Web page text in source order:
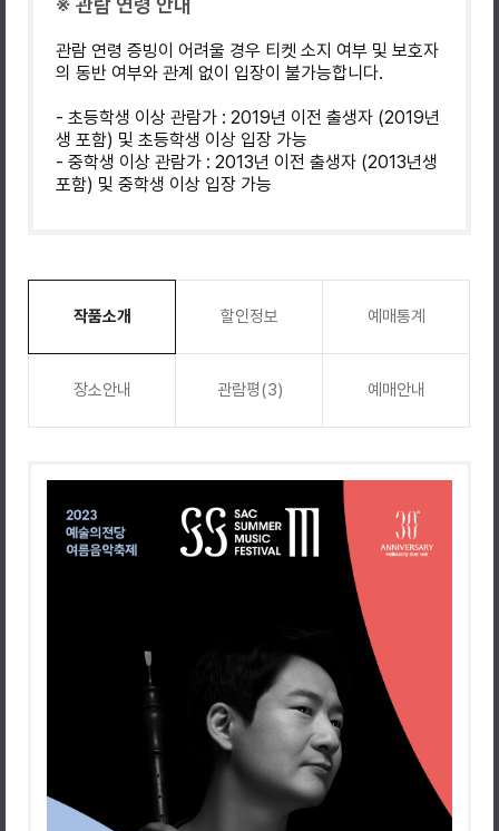
관람 연령 증빙이 어려울 경우 티켓 소지 여부 및 보호자
의 동반 여부와 관계 없이 입장이 불가능합니다.
- 초등학생 이상 관람가 : 2019년 이전 출생자 (2019년
생 포함) 및 초등학생 이상 입장 가능
- 중학생 이상 관람가 : 2013년 이전 출생자 (2013년생
포함) 및 중학생 이상 입장 가능
작품소개 할인정보 예매통계
장소안내 관람평(3) 예매안내